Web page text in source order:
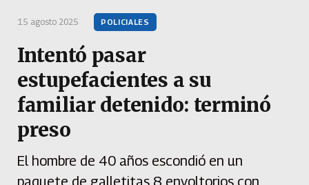
15 agosto 2025 POLICIALES
Intentó pasar
estupefacientes a su
familiar detenido: terminó
preso
El hombre de 40 años escondió en un
paquete de galletitas 8 envoltorios con